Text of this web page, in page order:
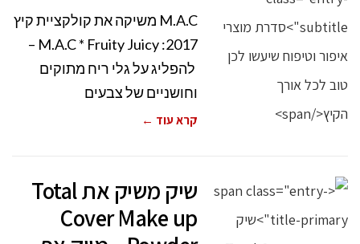
M.A.C משיקה את קולקציית קיץ
2017: M.A.C * Fruity Juicy –
להפליג על גלי ריח מתוקים
וחושניים של צבעים
קרא עוד ←
שיק משיק את Total
Cover Make up